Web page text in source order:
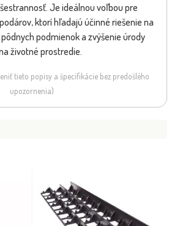
Je ideálnou voľbou pre
ktorí hľadajú účinné riešenie na
podmienok a zvýšenie úrody
životné prostredie.
tieto popisy a špecifikácie bez predošlého
upozornenia)